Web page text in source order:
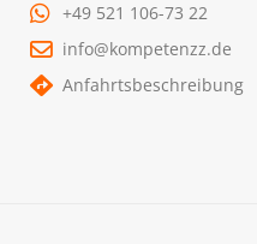
+49 521 106-73 22
info@kompetenzz.de
Anfahrtsbeschreibung